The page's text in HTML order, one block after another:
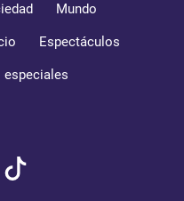
Mundo
Espectáculos
especiales